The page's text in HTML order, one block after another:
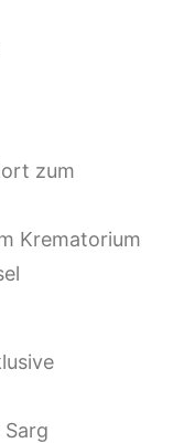
zum
Krematorium